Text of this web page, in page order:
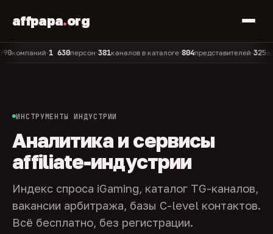
affpapa.org
•1 630персон•381каналов в каталоге•804представителей•325
ИНСТРУМЕНТЫ ИНДУСТРИИ
Аналитика и сервисы
affiliate-индустрии
Индекс спроса iGaming, каталог TG-каналов,
вакансии арбитража, базы C-level контактов.
Всё бесплатно, без регистрации.